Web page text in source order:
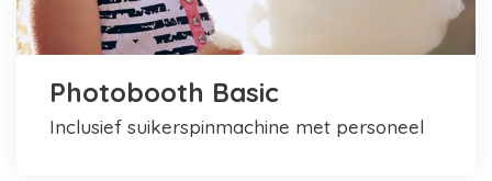
Photobooth Basic
inclusief suikerspinmachine met personeel